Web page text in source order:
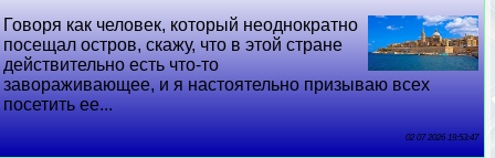
Говоря как человек, который неоднократно
посещал остров, скажу, что в этой стране
действительно есть что-то
завораживающее, и я настоятельно призываю всех
посетить ее...
02 07 2026 19:53:47